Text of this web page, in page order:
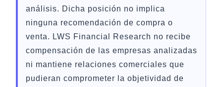
análisis. Dicha posición no implica
ninguna recomendación de compra o
venta. LWS Financial Research no recibe
compensación de las empresas analizadas
ni mantiene relaciones comerciales que
pudieran comprometer la objetividad de